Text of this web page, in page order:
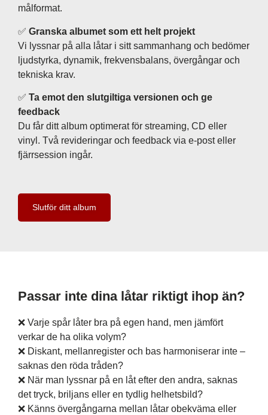
målformat.
✅ Granska albumet som ett helt projekt
Vi lyssnar på alla låtar i sitt sammanhang och bedömer
ljudstyrka, dynamik, frekvensbalans, övergångar och
tekniska krav.
✅ Ta emot den slutgiltiga versionen och ge
feedback
Du får ditt album optimerat för streaming, CD eller
vinyl. Två revideringar och feedback via e-post eller
fjärrsession ingår.
Slutför ditt album
Passar inte dina låtar riktigt ihop än?
❌ Varje spår låter bra på egen hand, men jämfört
verkar de ha olika volym?
❌ Diskant, mellanregister och bas harmoniserar inte –
saknas den röda tråden?
❌ När man lyssnar på en låt efter den andra, saknas
det tryck, briljans eller en tydlig helhetsbild?
❌ Känns övergångarna mellan låtar obekväma eller